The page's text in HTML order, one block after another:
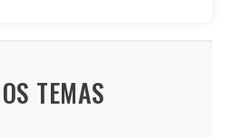
TEMAS